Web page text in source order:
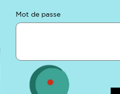
Mot de passe